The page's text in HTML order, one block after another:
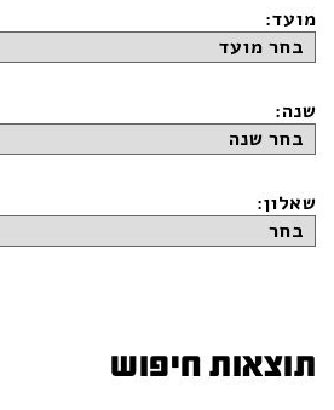
מועד:
שנה:
שאלון:
תוצאות חיפוש